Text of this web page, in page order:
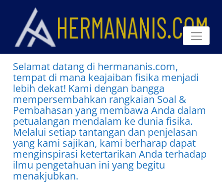
Selamat datang di hermananis.com,
tempat di mana keajaiban fisika menjadi
lebih dekat! Kami dengan bangga
mempersembahkan rangkaian Soal &
Pembahasan yang membawa Anda dalam
petualangan mendalam ke dunia fisika.
Melalui setiap tantangan dan penjelasan
yang kami sajikan, kami berharap dapat
menginspirasi ketertarikan Anda terhadap
ilmu pengetahuan ini yang begitu
menakjubkan.